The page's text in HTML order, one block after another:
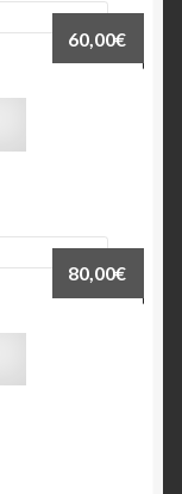
60,00€
80,00€